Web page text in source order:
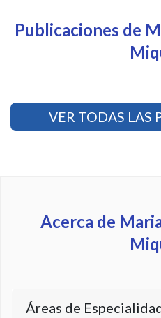
Publicaciones de
VER TODAS LAS
Acerca de
Áreas de